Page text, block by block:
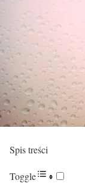
Spis treści
Toggle